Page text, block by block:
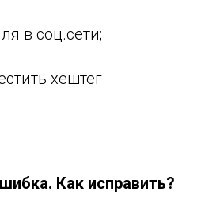
в соц.сети;
хештег
Как исправить?